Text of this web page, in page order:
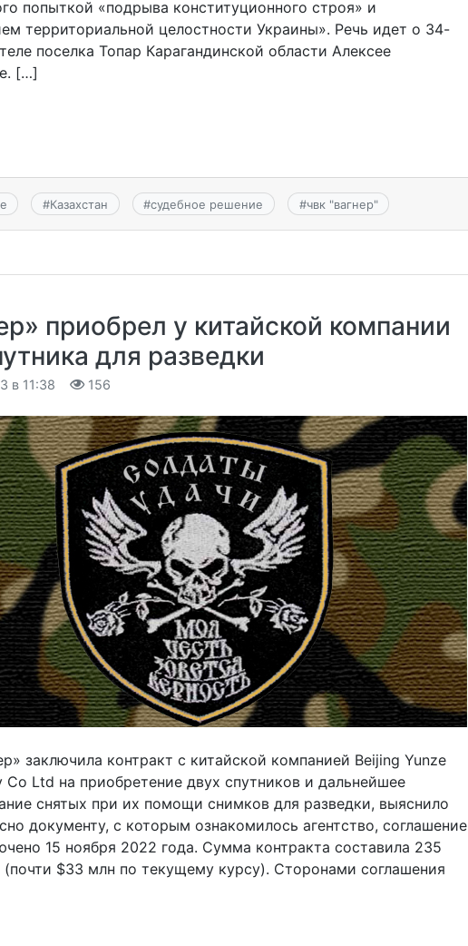
попыткой «подрыва конституционного строя» и
территориальной целостности Украины». Речь идет о 34-
поселка Топар Карагандинской области Алексее
[…]
#Казахстан #судебное решение #чвк "вагнер"
приобрел у китайской компании
для разведки
в 11:38 156
заключила контракт с китайской компанией Beijing Yunze
Co Ltd на приобретение двух спутников и дальнейшее
снятых при их помощи снимков для разведки, выяснило
документу, с которым ознакомилось агентство, соглашение
15 ноября 2022 года. Сумма контракта составила 235
$33 млн по текущему курсу). Сторонами соглашения